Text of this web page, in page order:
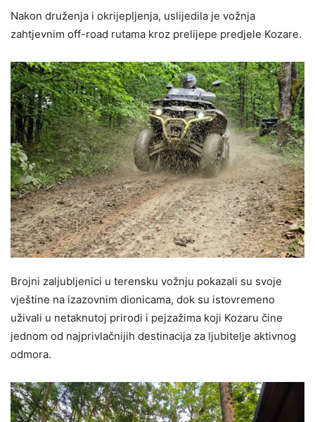
Nakon druženja i okrijepljenja, uslijedila je vožnja
zahtjevnim off-road rutama kroz prelijepe predjele Kozare.
Brojni zaljubljenici u terensku vožnju pokazali su svoje
vještine na izazovnim dionicama, dok su istovremeno
uživali u netaknutoj prirodi i pejzažima koji Kozaru čine
jednom od najprivlačnijih destinacija za ljubitelje aktivnog
odmora.